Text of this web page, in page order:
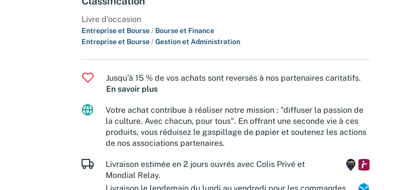
Livre d'occasion
Entreprise et Bourse / Bourse et Finance
Entreprise et Bourse /Gestion et Administration
Jusqu'à 15 % de vos achats sont reversés à nos partenaires caritatifs.
En savoir plus
Votre achat contribue à réaliser notre mission : "diffuser la passion de
la culture. Avec chacun, pour tous". En offrant une seconde vie à ces
produits, vous réduisez le gaspillage de papier et soutenez les actions
de nos associations partenaires.
Livraison estimée en 2 jours ouvrés avec Colis Privé et
Mondial Relay.
Livraison le lendemain du lundi au vendredi pour les commandes